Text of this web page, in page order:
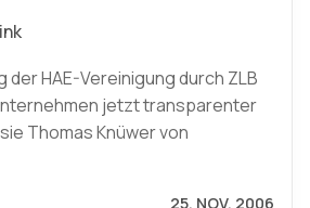
HAE-Vereinigung durch ZLB
jetzt transparenter
Thomas Knüwer von
25. NOV. 2006